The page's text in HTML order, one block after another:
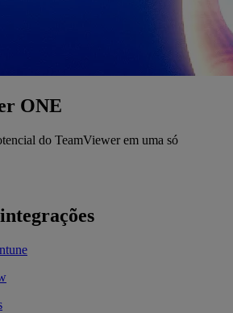
ONE
do TeamViewer em uma só